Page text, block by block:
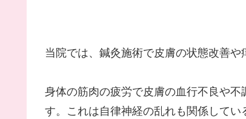
当院では、鍼灸施術で皮膚の状態改善や
身体の筋肉の疲労で皮膚の血行不良や
す。これは自律神経の乱れも関係してい